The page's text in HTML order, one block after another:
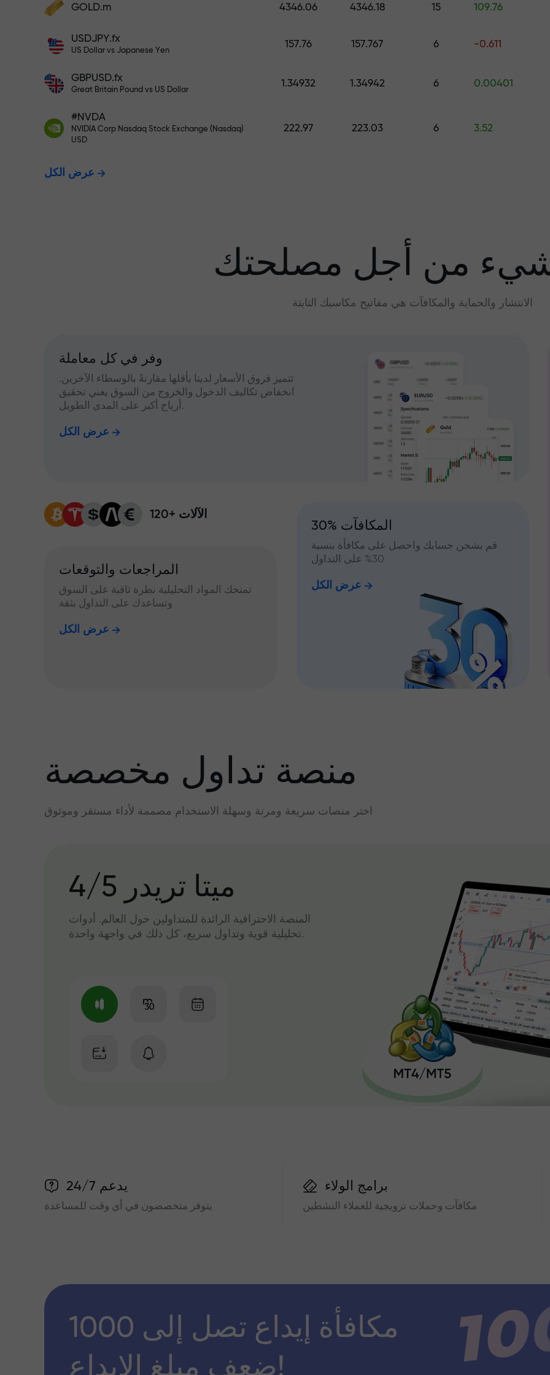
إيداعك بألف مرة. هذا ليس خطأً مطبعياً. كلما
قم بإيداع المبلغ في حسابك باستخدام $333 — اختر هدية تصل قيمتها إلى $1,500
نحن نضمن أرباحك
مكافأة تصل إلى 1000 ضعف - أكبر
GOLD.m 4346.06 4346.18 15 109.76
USDJPY.fx
US Dollar vs Japanese Yen
157.76 157.767 6 -0.611
GBPUSD.fx
Great Britain Pound vs US Dollar
1.34932 1.34942 6 0.00401
#NVDA
NVIDIA Corp Nasdaq Stock Exchange (Nasdaq)
USD
222.97 223.03 6 3.52
عرض الكل
من أجل مصلحتك
الانتشار والحماية والمكافآت هي مفاتيح مكاسبك الثابتة
وفر في كل معاملة
تتميز فروق الأسعار لدينا بأقلها مقارنةً بالوسطاء الآخرين.
انخفاض تكاليف الدخول والخروج من السوق يعني تحقيق
أرباح أكبر على المدى الطويل.
عرض الكل
120+ الآلات
المراجعات والتوقعات
تمنحك المواد التحليلية نظرة ثاقبة على السوق
وتساعدك على التداول بثقة
عرض الكل
30% المكافآت
قم بشحن حسابك واحصل على مكافأة بنسبة
30% على التداول
عرض الكل
منصة تداول مخصصة
اختر منصات سريعة ومرنة وسهلة الاستخدام مصممة لأداء مستقر وموثوق
میتا تریدر 4/5
المنصة الاحترافية الرائدة للمتداولين حول العالم. أدوات
تحليلية قوية وتداول سريع، كل ذلك في واجهة واحدة.
يدعم 24/7
يتوفر متخصصون في أي وقت للمساعدة
برامج الولاء
مكافآت وحملات ترويجية للعملاء النشطين
مكافأة إيداع تصل إلى 1000
ضعف مبلغ الإيداع!